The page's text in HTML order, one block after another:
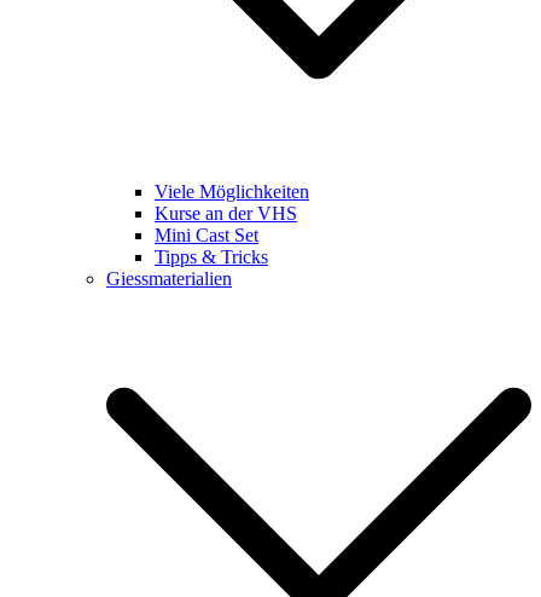
Viele Möglichkeiten
Kurse an der VHS
Mini Cast Set
Tipps & Tricks
Giessmaterialien